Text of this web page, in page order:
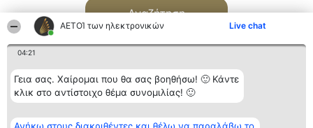
ΑΕΤΟΊ των ηλεκτρονικών Live chat
04:21
Γεια σας. Χαίρομαι που θα σας βοηθήσω! 🙂 Κάντε
κλικ στο αντίστοιχο θέμα συνομιλίας! 🙂
Αναζήτηση
Διοργανωτής της
κατάταξης
Κατάταξη
Διακριθέντες
Επικοινωνία
Επικοινωνία